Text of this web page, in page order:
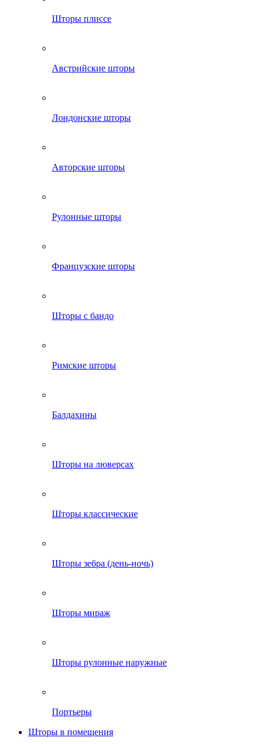
Шторы плиссе
Австрийские шторы
Лондонские шторы
Авторские шторы
Рулонные шторы
Французские шторы
Шторы с бандо
Римские шторы
Балдахины
Шторы на люверсах
Шторы классические
Шторы зебра (день-ночь)
Шторы мираж
Шторы рулонные наружные
Портьеры
Шторы в помещения